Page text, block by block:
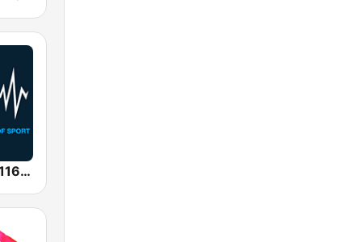
SEN Sports 1116 AM